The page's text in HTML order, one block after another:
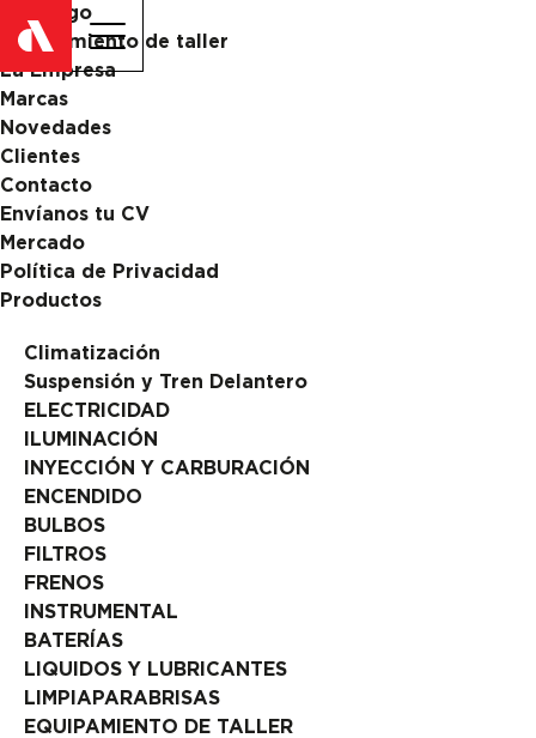
Catalogo
Equipamiento de taller
La Empresa
Marcas
Novedades
Clientes
Contacto
Envíanos tu CV
Mercado
Política de Privacidad
Productos
Climatización
Suspensión y Tren Delantero
ELECTRICIDAD
ILUMINACIÓN
INYECCIÓN Y CARBURACIÓN
ENCENDIDO
BULBOS
FILTROS
FRENOS
INSTRUMENTAL
BATERÍAS
LIQUIDOS Y LUBRICANTES
LIMPIAPARABRISAS
EQUIPAMIENTO DE TALLER